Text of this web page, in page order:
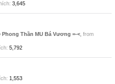
3,645
Thần MU Bá Vương =-<, from
5,792
1,553